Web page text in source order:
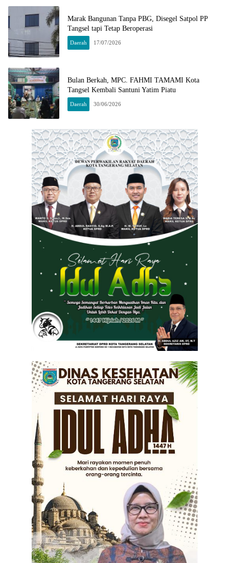
Marak Bangunan Tanpa PBG, Disegel Satpol PP
Tangsel tapi Tetap Beroperasi
Daerah 17/07/2026
Bulan Berkah, MPC. FAHMI TAMAMI Kota
Tangsel Kembali Santuni Yatim Piatu
Daerah 30/06/2026